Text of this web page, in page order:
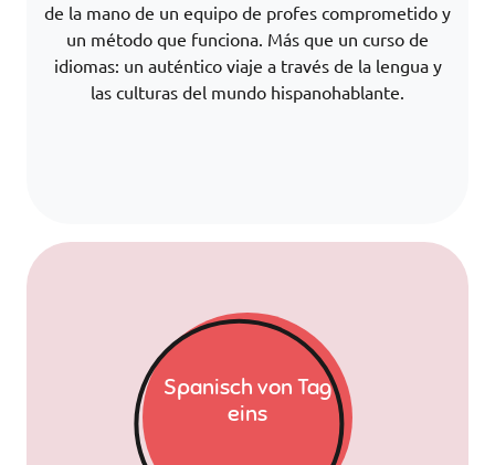
de la mano de un equipo de profes comprometido y
un método que funciona. Más que un curso de
idiomas: un auténtico viaje a través de la lengua y
las culturas del mundo hispanohablante.
Spanisch von Tag
eins